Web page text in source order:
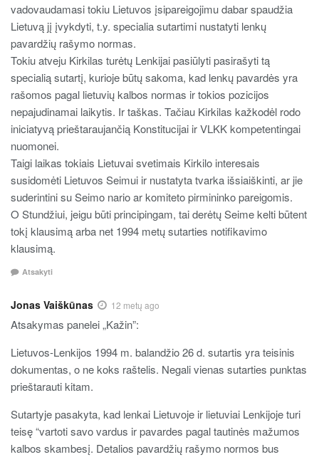
vadovaudamasi tokiu Lietuvos įsipareigojimu dabar spaudžia
Lietuvą jį įvykdyti, t.y. specialia sutartimi nustatyti lenkų
pavardžių rašymo normas.
Tokiu atveju Kirkilas turėtų Lenkijai pasiūlyti pasirašyti tą
specialią sutartį, kurioje būtų sakoma, kad lenkų pavardės yra
rašomos pagal lietuvių kalbos normas ir tokios pozicijos
nepajudinamai laikytis. Ir taškas. Tačiau Kirkilas kažkodėl rodo
iniciatyvą prieštaraujančią Konstitucijai ir VLKK kompetentingai
nuomonei.
Taigi laikas tokiais Lietuvai svetimais Kirkilo interesais
susidomėti Lietuvos Seimui ir nustatyta tvarka išsiaiškinti, ar jie
suderintini su Seimo nario ar komiteto pirmininko pareigomis.
O Stundžiui, jeigu būti principingam, tai derėtų Seime kelti būtent
tokį klausimą arba net 1994 metų sutarties notifikavimo
klausimą.
Atsakyti
Jonas Vaiškūnas 12 metų ago
Atsakymas panelei „Kažin”:
Lietuvos-Lenkijos 1994 m. balandžio 26 d. sutartis yra teisinis
dokumentas, o ne koks raštelis. Negali vienas sutarties punktas
prieštarauti kitam.
Sutartyje pasakyta, kad lenkai Lietuvoje ir lietuviai Lenkijoje turi
teisę “vartoti savo vardus ir pavardes pagal tautinės mažumos
kalbos skambesį. Detalios pavardžių rašymo normos bus